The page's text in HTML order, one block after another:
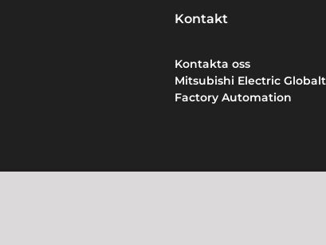
Kontakt
Kontakta oss
Mitsubishi Electric Globalt
Factory Automation